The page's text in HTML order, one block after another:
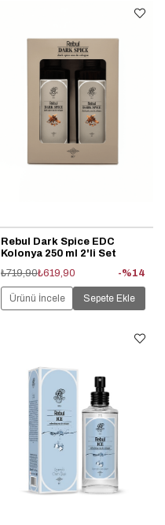
Rebul Dark Spice EDC
Kolonya 250 ml 2'li Set
₺619,90
₺719,90 %14
Ürünü İncele Sepete Ekle